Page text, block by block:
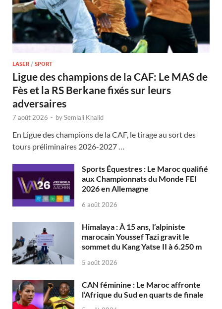
LASER / SPORT
Ligue des champions de la CAF: Le MAS de
Fès et la RS Berkane fixés sur leurs
adversaires
7 août 2026 - bySemlali Khalid
En Ligue des champions de la CAF, le tirage au sort des
tours préliminaires 2026-2027 …
Sports Équestres : Le Maroc qualifié
aux Championnats du Monde FEI
2026 en Allemagne
6 août 2026
Himalaya : À 15 ans, l’alpiniste
marocain Youssef Tazi gravit le
sommet du Kang Yatse II à 6.250 m
5 août 2026
CAN féminine : Le Maroc affronte
l’Afrique du Sud en quarts de finale